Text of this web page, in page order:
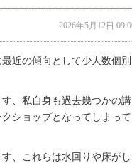
2026年5月12日
近の傾向として少人数個別
、私自身も過去幾つかの講
ショップとなってしまって
、これらは水回りや床がし